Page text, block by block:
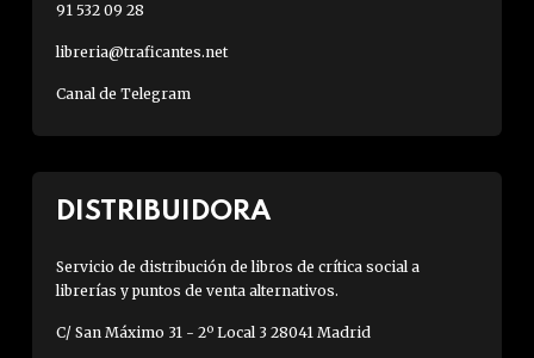
91 532 09 28
libreria@traficantes.net
Canal de Telegram
DISTRIBUIDORA
Servicio de distribución de libros de crítica social a
librerías y puntos de venta alternativos.
C/ San Máximo 31 - 2º Local 3 28041 Madrid